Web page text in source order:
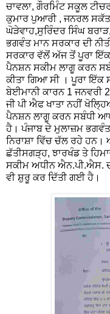
ਚਾਵਲਾ, ਗੌਰਮਿੰਟ ਸਕੂਲ
ਕੁਮਾਰ ਪੁਆਰੀ , ਜਨਰਲ
ਘੋੜੇਵਾਹ,ਸੁਰਿੰਦਰ ਸਿੰਘ
ਭਗਵੰਤ ਮਾਨ ਸਰਕਾਰ ਦੀ
ਸਰਕਾਰ ਵੱਲੋਂ ਅੱਜ ਤੋਂ ਪੂਰਾ ਇੱਕ
ਪੈਨਸ਼ਨ ਸਕੀਮ ਲਾਗੂ ਕਰਨ
ਕੀਤਾ ਗਿਆ ਸੀ । ਪੂਰਾ ਇੱਕ
ਬੇਈਮਾਨੀ ਕਾਰਨ 1 ਜਨਵਰੀ
ਜੀ ਪੀ ਐਫ ਖਾਤਾ ਨਹੀਂ
ਪੈਨਸ਼ਨ ਲਾਗੂ ਕਰਨ ਸਬੰਧੀ
ਹੈ। ਪੰਜਾਬ ਦੇ ਮੁਲਾਜ਼ਮ ਭਗਵੰਤ
ਨਿਰਾਸ਼ਾ ਵਿੱਚ ਚੱਲ ਰਹੇ ਹਨ।
ਛੱਤੀਸਗੜ੍ਹ, ਝਾਰਖੰਡ ਤੇ
ਸਕੀਮ ਅਧੀਨ ਐਨ.ਪੀ.ਐਸ.
ਵੀ ਸ਼ੁਰੂ ਕਰ ਦਿੱਤੀ ਗਈ ਹੈ।